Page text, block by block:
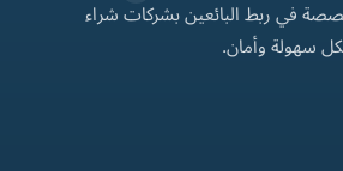
في ربط البائعين بشركات شراء
سهولة وأمان.